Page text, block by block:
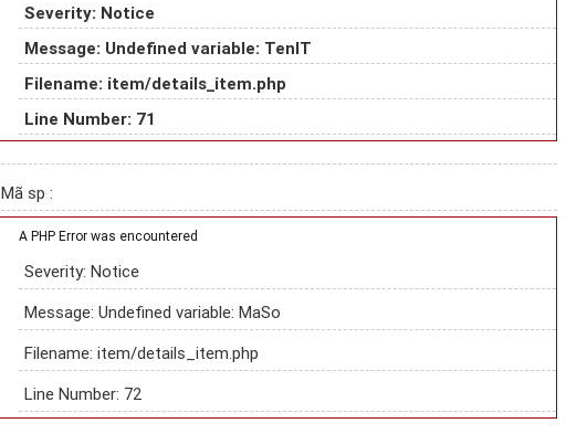
Severity: Notice
Message: Undefined variable: TenIT
Filename: item/details_item.php
Line Number: 71
Mã sp :
A PHP Error was encountered
Severity: Notice
Message: Undefined variable: MaSo
Filename: item/details_item.php
Line Number: 72